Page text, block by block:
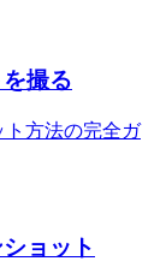
撮る
ト方法の完全ガ
ョット